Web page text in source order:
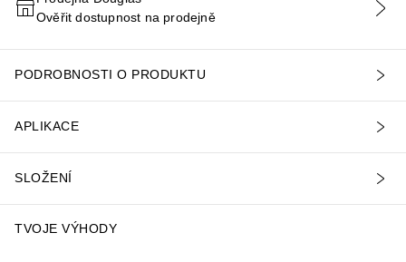
PŘIDAT DO KOŠÍKU
Ověřit dostupnost na prodejně
PODROBNOSTI O PRODUKTU
APLIKACE
SLOŽENÍ
TVOJE VÝHODY